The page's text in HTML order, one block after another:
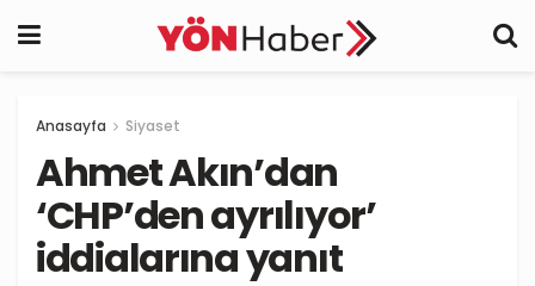
Anasayfa Siyaset
Ahmet Akın’dan
‘CHP’den ayrılıyor’
iddialarına yanıt